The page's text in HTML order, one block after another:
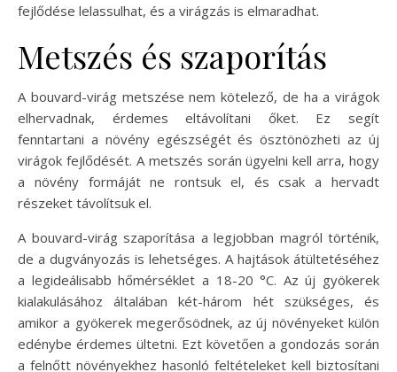
fejlődése lelassulhat, és a virágzás is elmaradhat.
Metszés és szaporítás
A bouvard-virág metszése nem kötelező, de ha a virágok
elhervadnak, érdemes eltávolítani őket. Ez segít
fenntartani a növény egészségét és ösztönözheti az új
virágok fejlődését. A metszés során ügyelni kell arra, hogy
a növény formáját ne rontsuk el, és csak a hervadt
részeket távolítsuk el.
A bouvard-virág szaporítása a legjobban magról történik,
de a dugványozás is lehetséges. A hajtások átültetéséhez
a legideálisabb hőmérséklet a 18-20 °C. Az új gyökerek
kialakulásához általában két-három hét szükséges, és
amikor a gyökerek megerősödnek, az új növényeket külön
edénybe érdemes ültetni. Ezt követően a gondozás során
a felnőtt növényekhez hasonló feltételeket kell biztosítani